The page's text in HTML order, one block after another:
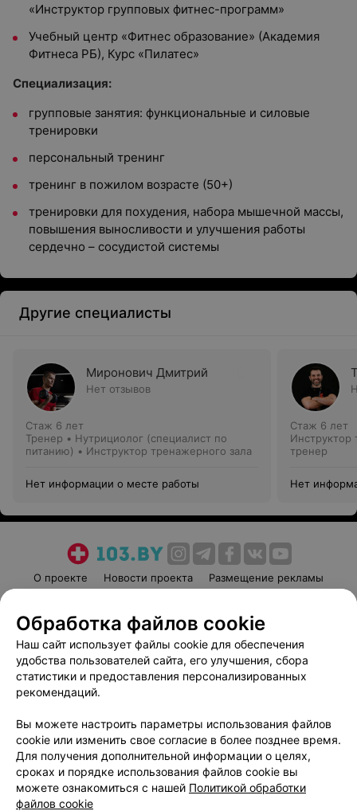
«Инструктор групповых фитнес-программ»
Учебный центр «Фитнес образование» (Академия
Фитнеса РБ), Курс «Пилатес»
Специализация:
групповые занятия: функциональные и силовые
тренировки
персональный тренинг
тренинг в пожилом возрасте (50+)
тренировки для похудения, набора мышечной массы,
повышения выносливости и улучшения работы
сердечно – сосудистой системы
Другие специалисты
Миронович Дмитрий
Нет отзывов
Стаж 6 лет
Тренер • Нутрициолог (специалист по
питанию) • Инструктор тренажерного зала
Нет информации о месте работы
Стаж 6 лет
Инструктор
тренер
Нет
О проекте Новости проекта
Размещение рекламы
Пользовательское соглашение
Способы оплаты
Вакансии
Партнеры
Написать руководителю 103.by
Обработка персональных данных
Обработка файлов cookie
Наш сайт использует файлы cookie для обеспечения
удобства пользователей сайта, его улучшения, сбора
статистики и предоставления персонализированных
рекомендаций.
Вы можете настроить параметры использования файлов
cookie или изменить свое согласие в более позднее время.
Для получения дополнительной информации о целях,
сроках и порядке использования файлов cookie вы
можете ознакомиться с нашей Политикой обработки
файлов cookie